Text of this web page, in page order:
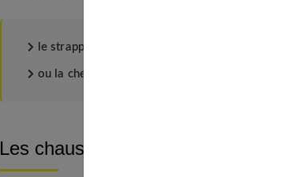
le strapping
ou la chevillère
Les chaussures pour le sport de salle